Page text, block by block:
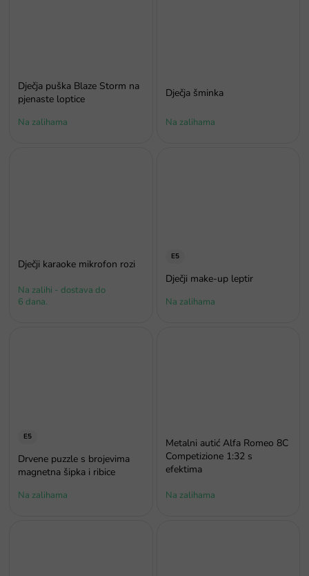
Dječja puška Blaze Storm na
pjenaste loptice
Na zalihama
Dječja šminka
Na zalihama
Dječji karaoke mikrofon rozi
Na zalihi - dostava do
6 dana.
E5
Dječji make-up leptir
Na zalihama
E5
Drvene puzzle s brojevima
magnetna šipka i ribice
Na zalihama
Metalni autić Alfa Romeo 8C
Competizione 1:32 s
efektima
Na zalihama